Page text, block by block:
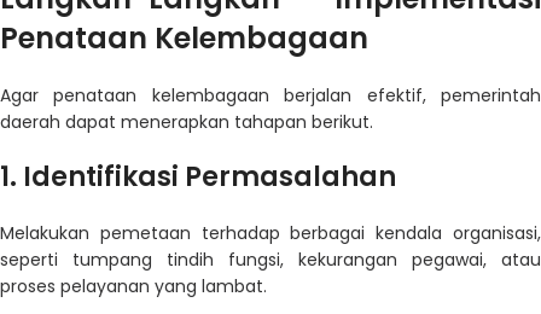
Penataan Kelembagaan
Agar penataan kelembagaan berjalan efektif, pemerintah
daerah dapat menerapkan tahapan berikut.
1. Identifikasi Permasalahan
Melakukan pemetaan terhadap berbagai kendala organisasi,
seperti tumpang tindih fungsi, kekurangan pegawai, atau
proses pelayanan yang lambat.